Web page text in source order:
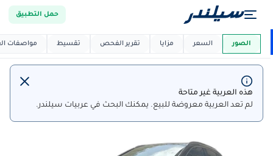
حمل التطبيق
العربية دي ماركت
هذه العربية غير متاحة
لم تعد العربية معروضة للبيع. يمكنك البحث في عربيات سيلندر.
الصور السعر مزايا تقرير الفحص تقسيط مواصفات